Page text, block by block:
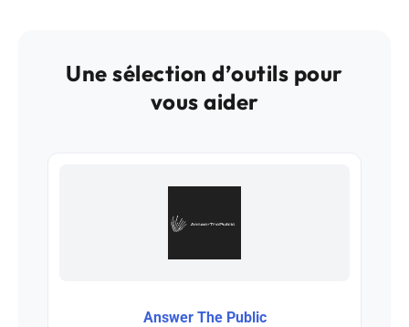
Une sélection d’outils pour
vous aider
Answer The Public